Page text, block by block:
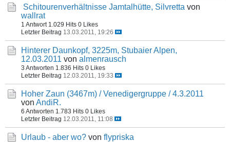
Schitourenverhältnisse Jamtalhütte, Silvretta von
wallrat
1 Antwort 1.029 Hits 0 Likes
Letzter Beitrag 13.03.2011, 19:26
Hinterer Daunkopf, 3225m, Stubaier Alpen,
12.03.2011 von almenrausch
3 Antworten 1.836 Hits 0 Likes
Letzter Beitrag 12.03.2011, 19:33
Hoher Zaun (3467m) / Venedigergruppe / 4.3.2011
von AndiR.
6 Antworten 1.783 Hits 0 Likes
Letzter Beitrag 12.03.2011, 11:08
Urlaub - aber wo? von flypriska